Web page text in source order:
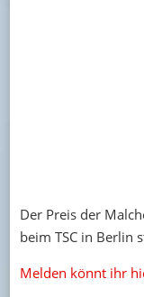
Der Preis der
beim TSC in Berlin
Melden könnt ihr